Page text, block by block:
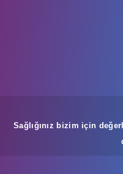
Sağlığınız bizim için